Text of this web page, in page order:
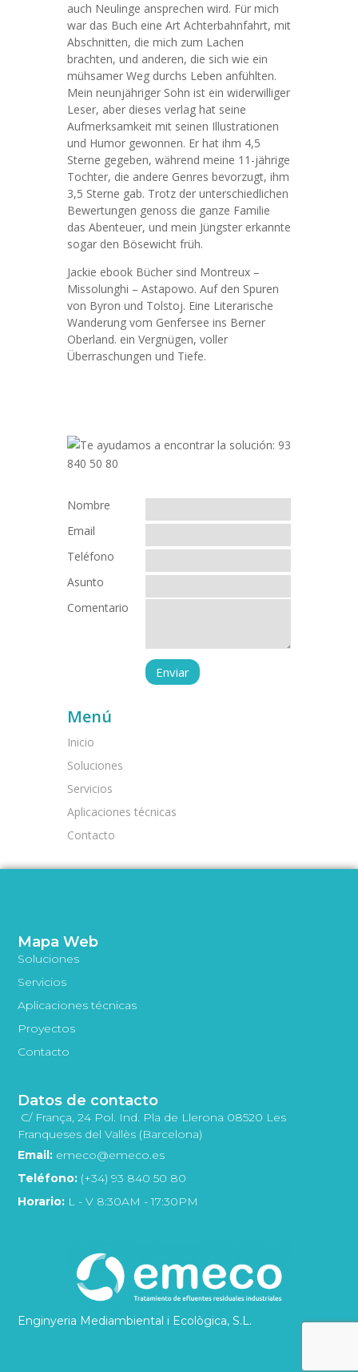
auch Neulinge ansprechen wird. Für mich
war das Buch eine Art Achterbahnfahrt, mit
Abschnitten, die mich zum Lachen
brachten, und anderen, die sich wie ein
mühsamer Weg durchs Leben anfühlten.
Mein neunjähriger Sohn ist ein widerwilliger
Leser, aber dieses verlag hat seine
Aufmerksamkeit mit seinen Illustrationen
und Humor gewonnen. Er hat ihm 4,5
Sterne gegeben, während meine 11-jährige
Tochter, die andere Genres bevorzugt, ihm
3,5 Sterne gab. Trotz der unterschiedlichen
Bewertungen genoss die ganze Familie
das Abenteuer, und mein Jüngster erkannte
sogar den Bösewicht früh.
Jackie ebook Bücher sind Montreux –
Missolunghi – Astapowo. Auf den Spuren
von Byron und Tolstoj. Eine Literarische
Wanderung vom Genfersee ins Berner
Oberland. ein Vergnügen, voller
Überraschungen und Tiefe.
Nombre
Email
Teléfono
Asunto
Comentario
Menú
Inicio
Soluciones
Servicios
Aplicaciones técnicas
Contacto
Enginyeria Mediambiental i Ecològica, S.L.
Mapa Web
Soluciones
Servicios
Aplicaciones técnicas
Proyectos
Contacto
Datos de contacto
C/ França, 24 Pol. Ind. Pla de Llerona 08520 Les
Franqueses del Vallès (Barcelona)
Email: emeco@emeco.es
Teléfono: (+34) 93 840 50 80
Horario: L - V 8:30AM - 17:30PM